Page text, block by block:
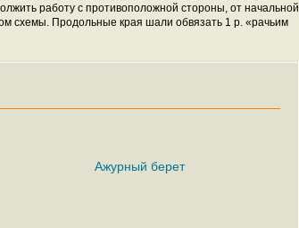
работу с противоположной стороны, от начальной
схемы. Продольные края шали обвязать 1 р. «рачьим
Ажурный берет